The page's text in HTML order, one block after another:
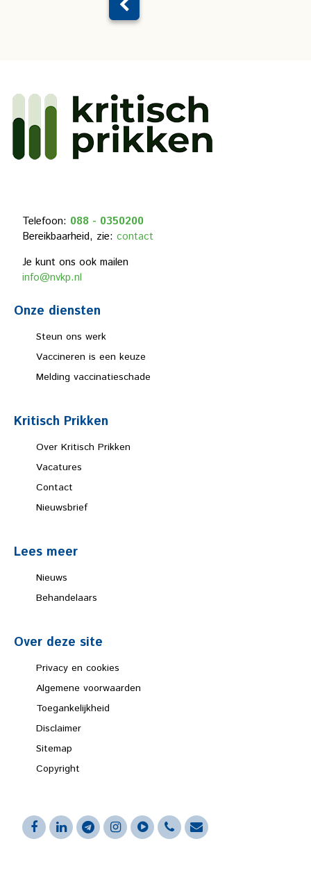
Telefoon: 088 - 0350200
Bereikbaarheid, zie: contact
Je kunt ons ook mailen
info@nvkp.nl
Onze diensten
Steun ons werk
Vaccineren is een keuze
Melding vaccinatieschade
Kritisch Prikken
Over Kritisch Prikken
Vacatures
Contact
Nieuwsbrief
Lees meer
Nieuws
Behandelaars
Over deze site
Privacy en cookies
Algemene voorwaarden
Toegankelijkheid
Disclaimer
Sitemap
Copyright